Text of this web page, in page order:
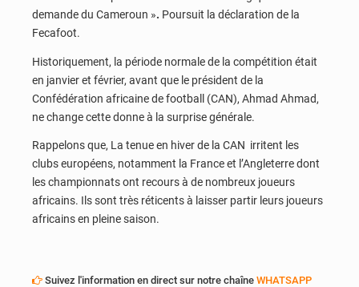
demande du Cameroun ». Poursuit la déclaration de la
Fecafoot.
Historiquement, la période normale de la compétition était
en janvier et février, avant que le président de la
Confédération africaine de football (CAN), Ahmad Ahmad,
ne change cette donne à la surprise générale.
Rappelons que, La tenue en hiver de la CAN irritent les
clubs européens, notamment la France et l’Angleterre dont
les championnats ont recours à de nombreux joueurs
africains. Ils sont très réticents à laisser partir leurs joueurs
africains en pleine saison.
Suivez l'information en direct sur notre chaîne WHATSAPP